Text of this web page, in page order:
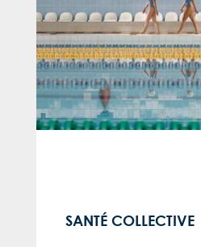
SANTÉ COLLECTIVE